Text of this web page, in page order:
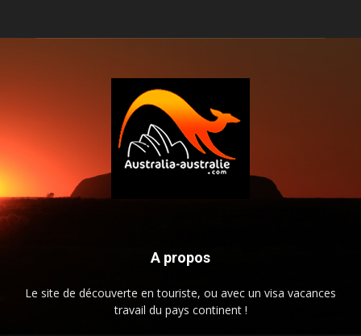
A propos
Le site de découverte en touriste, ou avec un visa vacances
travail du pays continent !